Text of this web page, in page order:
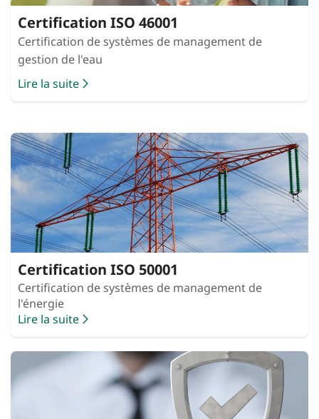
Certification ISO 46001
Certification de systèmes de management de
gestion de l'eau
Lire la suite
Certification ISO 50001
Certification de systèmes de management de
l'énergie
Lire la suite